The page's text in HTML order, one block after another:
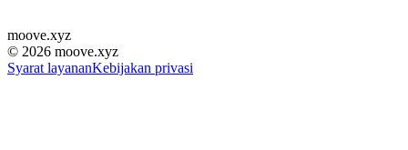
moove.xyz
© 2026 moove.xyz
Syarat layananKebijakan privasi